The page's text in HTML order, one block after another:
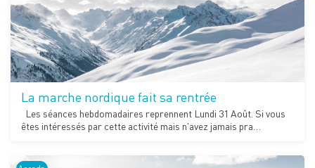
La marche nordique fait sa rentrée
Les séances hebdomadaires reprennent Lundi 31 Août. Si vous
êtes intéressés par cette activité mais n'avez jamais pra…